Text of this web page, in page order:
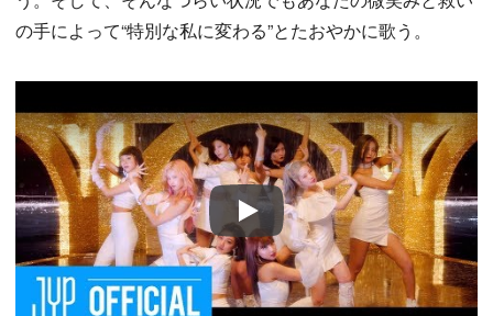
の手によって“特別な私に変わる”とたおやかに歌う。
Play